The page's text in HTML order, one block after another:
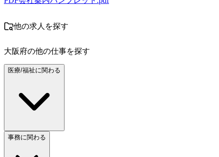
他の求人を探す
大阪府の他の仕事を探す
医療/福祉に関わる
事務に関わる